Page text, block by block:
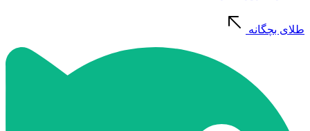
طلای بچگانه